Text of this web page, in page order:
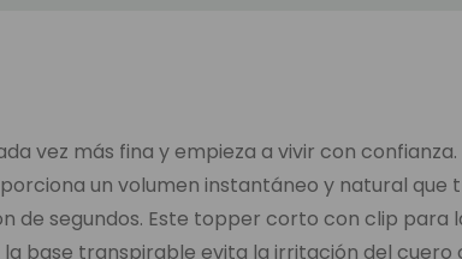
vez más fina y empieza a vivir con
un volumen instantáneo y natural
de segundos. Este topper corto con clip
base transpirable evita la irritación del